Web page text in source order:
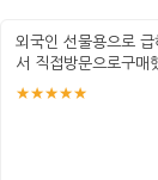
외국인 선물용으로 급
서 직접방문으로구매
응대로 만족감
★★★★★